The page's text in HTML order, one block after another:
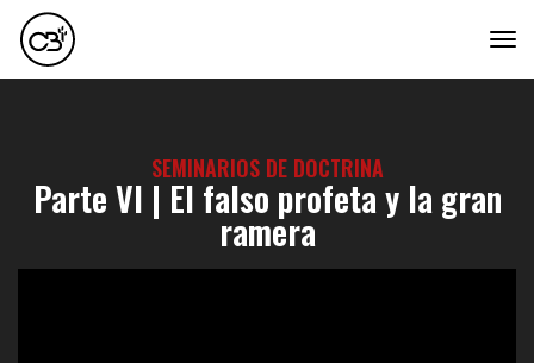
SEMINARIOS DE DOCTRINA
Parte VI | El falso profeta y la gran
ramera